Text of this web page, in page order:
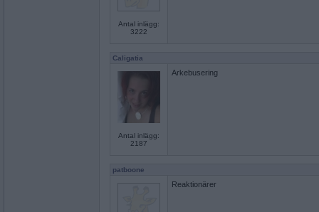
Antal inlägg:
3222
Caligatia
Antal inlägg:
2187
Arkebusering
patboone
Reaktionärer